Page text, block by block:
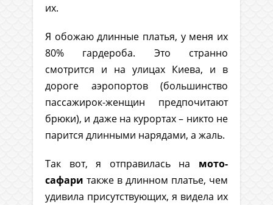
их.
Я обожаю длинные платья, у меня их
80% гардероба. Это странно
смотрится и на улицах Киева, и в
дороге аэропортов (большинство
пассажирок-женщин предпочитают
брюки), и даже на курортах – никто не
парится длинными нарядами, а жаль.
Так вот, я отправилась на мото-
сафари также в длинном платье, чем
удивила присутствующих, я видела их